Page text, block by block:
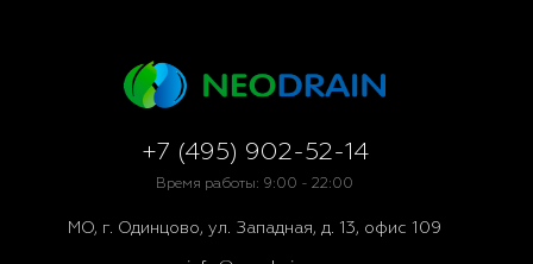
+7 (495) 902-52-14
Время работы: 9:00 - 22:00
МО, г. Одинцово, ул. Западная, д. 13, офис 109